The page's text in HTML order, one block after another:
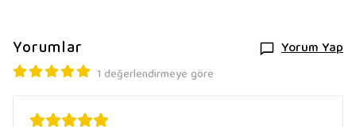
Yorumlar Yorum Yap
1 değerlendirmeye göre